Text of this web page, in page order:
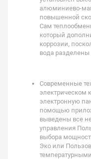
алюминиево-
повышенной
Сам
который
коррозии,
вода
Современные
электрическом
электронную
помощью
выведены все
управления
выбора
Эко или